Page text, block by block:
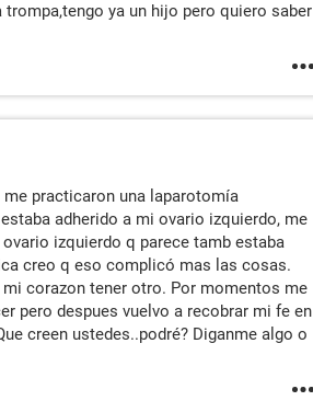
ya un hijo pero quiero saber
practicaron una laparotomía
adherido a mi ovario izquierdo, me
izquierdo q parece tamb estaba
creo q eso complicó mas las cosas.
corazon tener otro. Por momentos me
pero despues vuelvo a recobrar mi fe en
creen ustedes..podré? Diganme algo o